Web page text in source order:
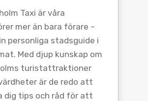
Taxi är våra
mer än bara förare –
personliga stadsguide i
Med djup kunskap om
turistattraktioner
är de redo att
dig tips och råd för att